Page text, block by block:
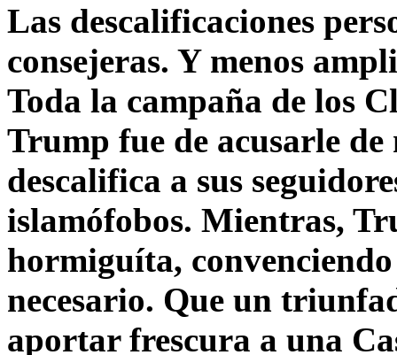
Las descalificaciones
consejeras. Y menos
Toda la campaña de los
Trump fue de acusarle
descalifica a sus
islamófobos. Mientras,
hormiguíta,
necesario. Que un
aportar frescura a una